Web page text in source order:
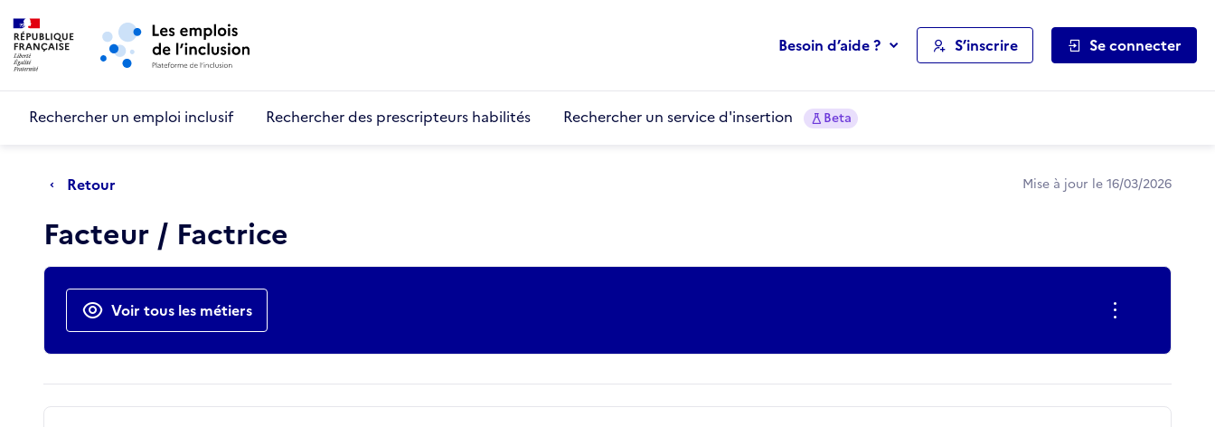
Aller au menu principal
Besoin d’aide ? S’inscrire Se connecter
Rechercher un emploi inclusif Rechercher des prescripteurs habilités Rechercher un service d'insertion Beta
Retour Mise à jour le 16/03/2026
Facteur / Factrice
Actions rapides
Voir tous les métiers